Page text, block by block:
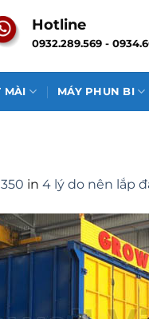
Hotline
0932.289.569 -
MÀI MÁY PHUN BI
in 4 lý do nên lắp